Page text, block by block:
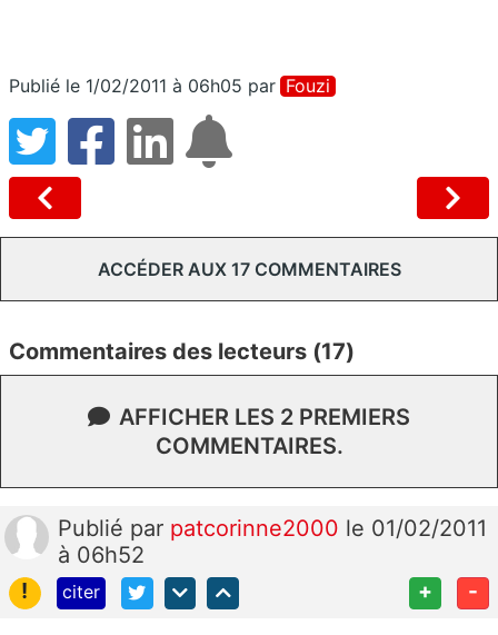
Publié le 1/02/2011 à 06h05 par Fouzi
ACCÉDER AUX 17 COMMENTAIRES
Commentaires des lecteurs (17)
AFFICHER LES 2 PREMIERS
COMMENTAIRES.
Publié par patcorinne2000 le 01/02/2011
à 06h52
!
citer + -